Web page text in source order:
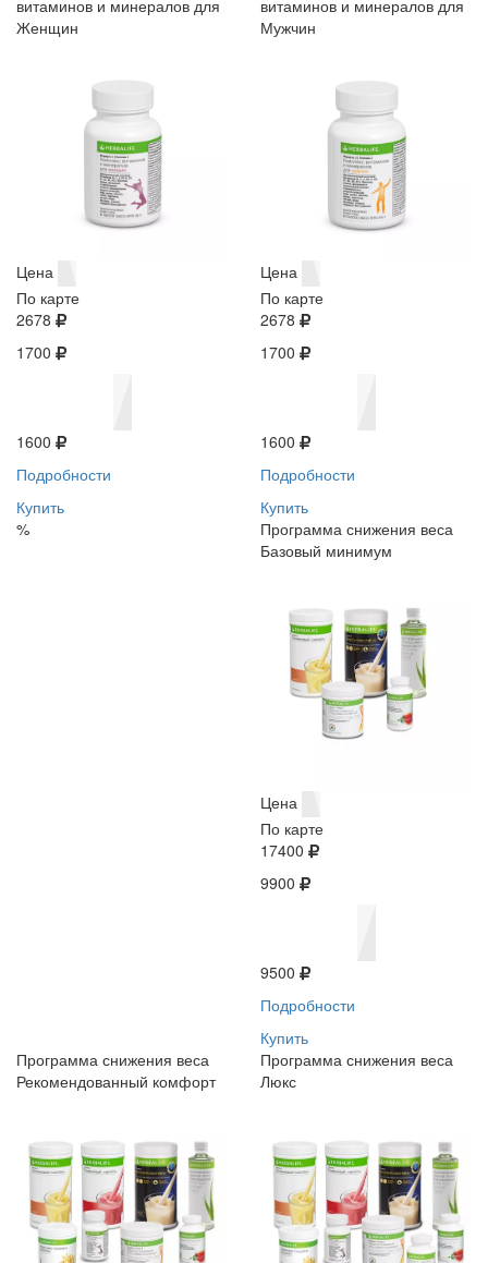
витаминов и минералов для
Женщин
Цена
По карте
2678
1700
1600
Подробности
Купить
%
витаминов и минералов для
Мужчин
Цена
По карте
2678
1700
1600
Подробности
Купить
Программа снижения веса
Базовый минимум
Цена
По карте
17400
9900
9500
Подробности
Купить
Программа снижения веса
Рекомендованный комфорт
Программа снижения веса
Люкс